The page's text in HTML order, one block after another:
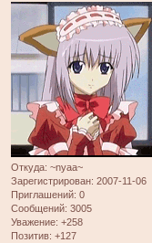
Откуда: ~nyaa~
Зарегистрирован: 2007-11-06
Приглашений: 0
Сообщений: 3005
Уважение: +258
Позитив: +127